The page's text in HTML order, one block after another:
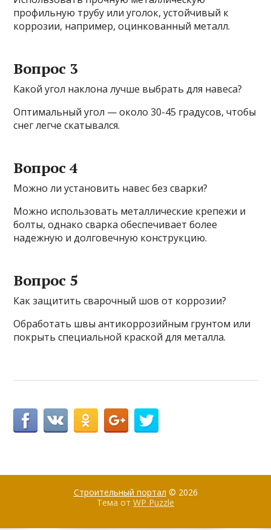
профильную трубу или уголок, устойчивый к
коррозии, например, оцинкованный металл.
Вопрос 3
Какой угол наклона лучше выбрать для навеса?
Оптимальный угол — около 30-45 градусов, чтобы
снег легче скатывался.
Вопрос 4
Можно ли установить навес без сварки?
Можно использовать металлические крепежи и
болты, однако сварка обеспечивает более
надежную и долговечную конструкцию.
Вопрос 5
Как защитить сварочный шов от коррозии?
Обработать швы антикоррозийным грунтом или
покрыть специальной краской для металла.
Строительный портал © 2026
Тема от WP Puzzle